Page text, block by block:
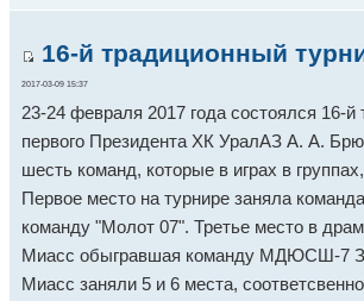
16-й традиционный
2017-03-09 15:37
23-24 февраля 2017 года состоялся 16-
первого Президента ХК УралАЗ А. А.
шесть команд, которые в играх в
Первое место на турнире заняла
команду "Молот 07". Третье место в
Миасс обыгравшая команду МДЮСШ-7
Миасс заняли 5 и 6 места,